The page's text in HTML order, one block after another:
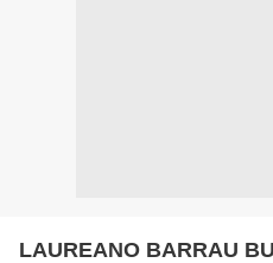
LAUREANO BARRAU